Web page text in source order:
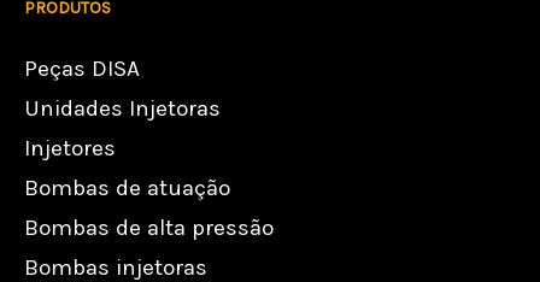
PRODUTOS
Peças DISA
Unidades Injetoras
Injetores
Bombas de atuação
Bombas de alta pressão
Bombas injetoras